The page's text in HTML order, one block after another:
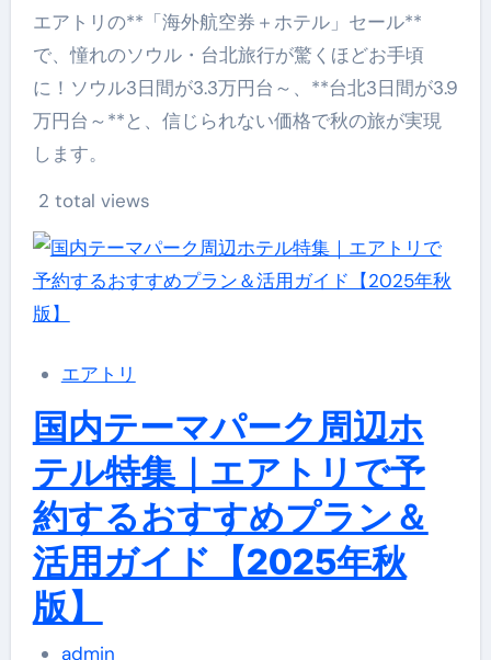
エアトリの**「海外航空券＋ホテル」セール**
で、憧れのソウル・台北旅行が驚くほどお手頃
に！ソウル3日間が3.3万円台～、**台北3日間が3.9
万円台～**と、信じられない価格で秋の旅が実現
します。
2 total views
エアトリ
国内テーマパーク周辺ホ
テル特集｜エアトリで予
約するおすすめプラン＆
活用ガイド【2025年秋
版】
admin